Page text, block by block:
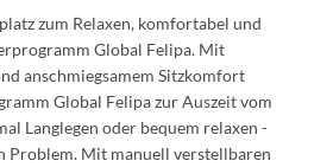
zum Relaxen, komfortabel und
Global Felipa. Mit
anschmiegsamem Sitzkomfort
Global Felipa zur Auszeit vom
Langlegen oder bequem relaxen -
Problem. Mit manuell verstellbaren